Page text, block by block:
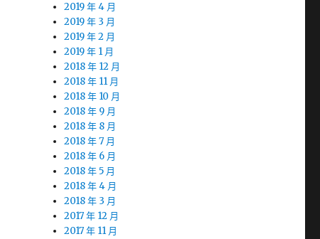
2019 年 4 月
2019 年 3 月
2019 年 2 月
2019 年 1 月
2018 年 12 月
2018 年 11 月
2018 年 10 月
2018 年 9 月
2018 年 8 月
2018 年 7 月
2018 年 6 月
2018 年 5 月
2018 年 4 月
2018 年 3 月
2017 年 12 月
2017 年 11 月